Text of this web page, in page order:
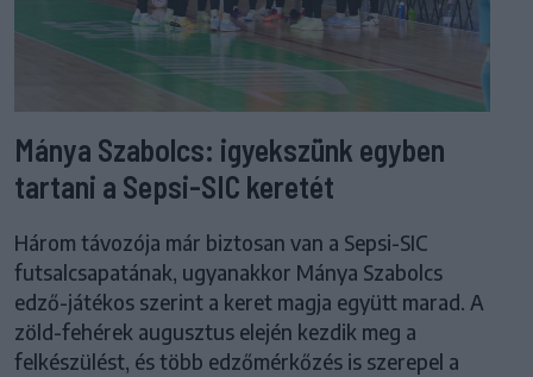
Mánya Szabolcs: igyekszünk egyben
tartani a Sepsi-SIC keretét
Három távozója már biztosan van a Sepsi-SIC
futsalcsapatának, ugyanakkor Mánya Szabolcs
edző-játékos szerint a keret magja együtt marad. A
zöld-fehérek augusztus elején kezdik meg a
felkészülést, és több edzőmérkőzés is szerepel a